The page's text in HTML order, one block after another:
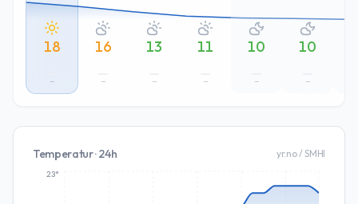
18
–
16
–
13
–
11
–
10
–
10
–
Temperatur · 24h yr.no / SMHI
23°